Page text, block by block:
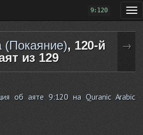
9:120
(Покаяние), 120-й
из 129
→
об аяте 9:120 на Quranic Arabic